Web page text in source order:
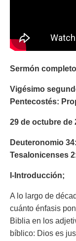
Sermón
Vigésimo
Pentecostés:
29 de octubre de
Deuteronomio
Tesalonicenses
I-Introducción;
A lo largo de
cuánto énfasis
Biblia en los
bíblico: Dios es